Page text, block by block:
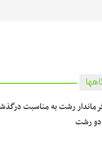
رشت به مناسبت
دو رشت